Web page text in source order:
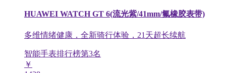
HUAWEI WATCH GT 6(流光紫/41mm/氟橡胶表带)
多维情绪健康，全新骑行体验，21天超长续航
智能手表排行榜第3名
￥